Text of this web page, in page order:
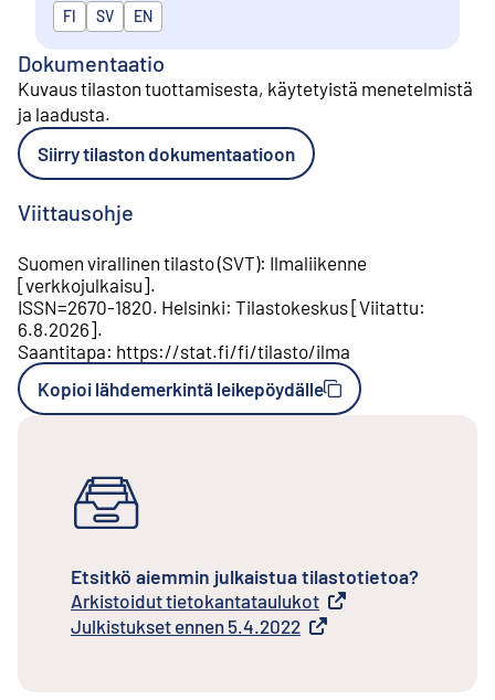
Julkaistaan kielillä
FI SV EN
Dokumentaatio
Kuvaus tilaston tuottamisesta, käytetyistä menetelmistä
ja laadusta.
Siirry tilaston dokumentaatioon
Viittausohje
Suomen virallinen tilasto (SVT): Ilmaliikenne
[verkkojulkaisu].
ISSN=2670-1820. Helsinki: Tilastokeskus[Viitattu:
6.8.2026].
Saantitapa: https://stat.fi/fi/tilasto/ilma
Kopioi lähdemerkintä leikepöydälle
Etsitkö aiemmin julkaistua tilastotietoa?
Arkistoidut tietokantataulukot
Ulkoinen linkki
Julkistukset ennen 5.4.2022
Ulkoinen linkki